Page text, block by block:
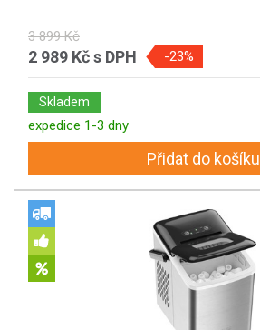
3 899 Kč
2 989 Kčs DPH -23%
Skladem
expedice 1-3 dny
Přidat do košíku